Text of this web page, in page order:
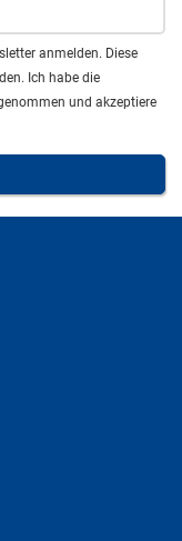
anmelden. Diese
Ich habe die
und akzeptiere